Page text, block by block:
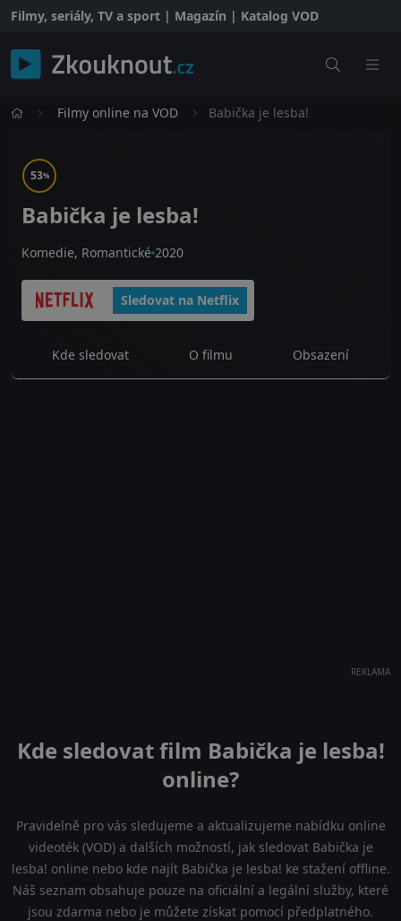
Filmy, seriály, TV a sport | Magazín | Katalog VOD
Filmy online na VOD Babička je lesba!
53%
Babička je lesba!
Komedie, Romantické 2020
Sledovat na Netflix
Kde sledovat O filmu Obsazení
REKLAMA
Kde sledovat film Babička je lesba!
online?
Pravidelně pro vás sledujeme a aktualizujeme nabídku online
videoték (VOD) a dalších možností, jak sledovat Babička je
lesba! online nebo kde najít Babička je lesba! ke stažení offline.
Náš seznam obsahuje pouze na oficiální a legální služby, které
jsou zdarma nebo je můžete získat pomocí předplatného.